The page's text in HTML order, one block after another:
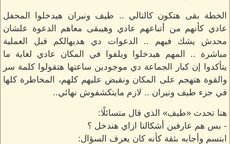
الخطة بقى هتكون كالتالي .. طيف ونيران هيدخلوا المحفل
عادي كأنهم من أتباعهم عادي وهيبقى معاهم الدعوة علشان
محدش يشك فيهم .. الدعوات دي هديهالكم قبل العملية
مباشرة .. المهم هيدخلوا ويلفوا في المكان عادي لغاية ما
يتأكدوا إن كبار الجماعة دي موجودين ساعتها هتقولوا كلمة سر
والقوة هتهجم على المكان ونقبض عليهم كلهم، المخاطرة كلها
في جزء طيف ونيران .. لازم مايتكشفوش نهائي..
هنا تحدث «طيف» الذي قال متسائلًا:
- بس هم عارفين أشكالنا ازاي هندخل ؟
ابتسم وأجابه بثقة كأنه كان يعرف السؤال: